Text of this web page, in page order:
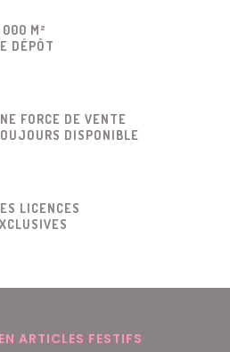
000 M²
DÉPÔT
FORCE DE VENTE
DISPONIBLE
LICENCES
ARTICLES FESTIFS